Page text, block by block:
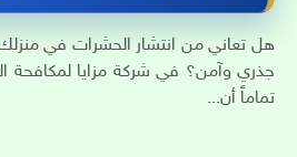
هل تعاني من انتشار الحشرات في
جذري وآمن؟ في شركة مزايا لمكافحة
تماماً أن...